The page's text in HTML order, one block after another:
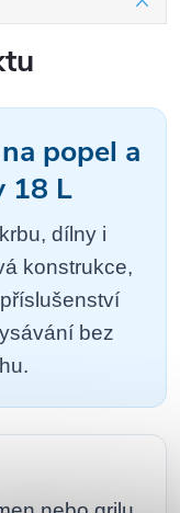
popel a
18 L
dílny i
konstrukce,
bez